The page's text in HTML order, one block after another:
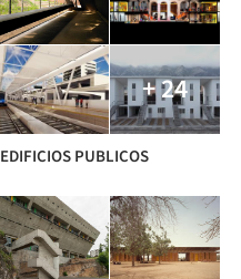
+ 24
EDIFICIOS PUBLICOS